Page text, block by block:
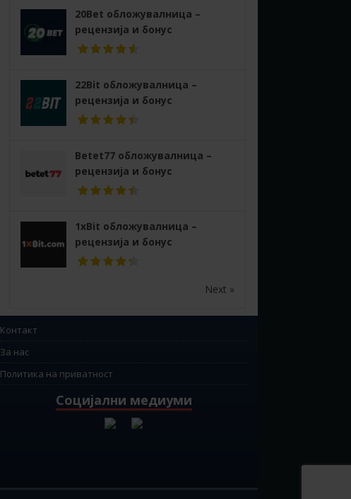
20Bet обложувалница –
рецензија и бонус
22Bit обложувалница –
рецензија и бонус
Betet77 обложувалница –
рецензија и бонус
1xBit обложувалница –
рецензија и бонус
Next »
Контакт
За нас
Политика на приватност
Социјални медиуми